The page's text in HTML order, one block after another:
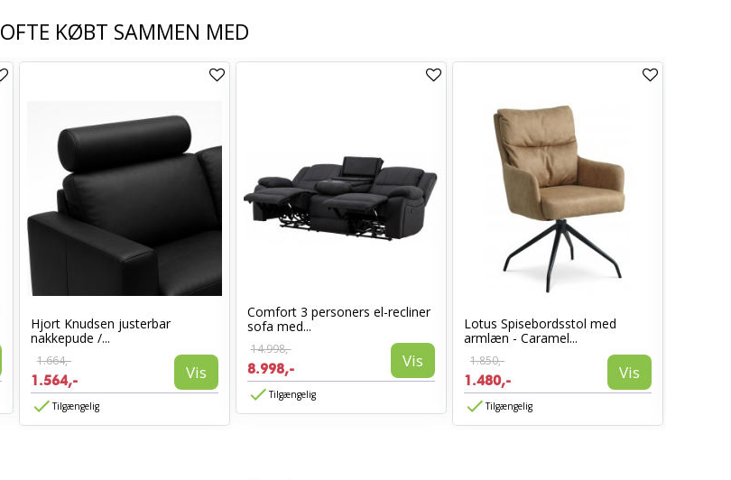
OFTE KØBT SAMMEN MED
Hjort Knudsen justerbar
nakkepude /...
1.664,-
1.564,- Vis
Tilgængelig
Comfort 3 personers el-recliner
sofa med...
14.998,-
8.998,- Vis
Tilgængelig
Lotus Spisebordsstol med
armlæn - Caramel...
1.850,-
1.480,- Vis
Tilgængelig